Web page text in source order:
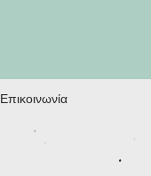
Επικοινωνία